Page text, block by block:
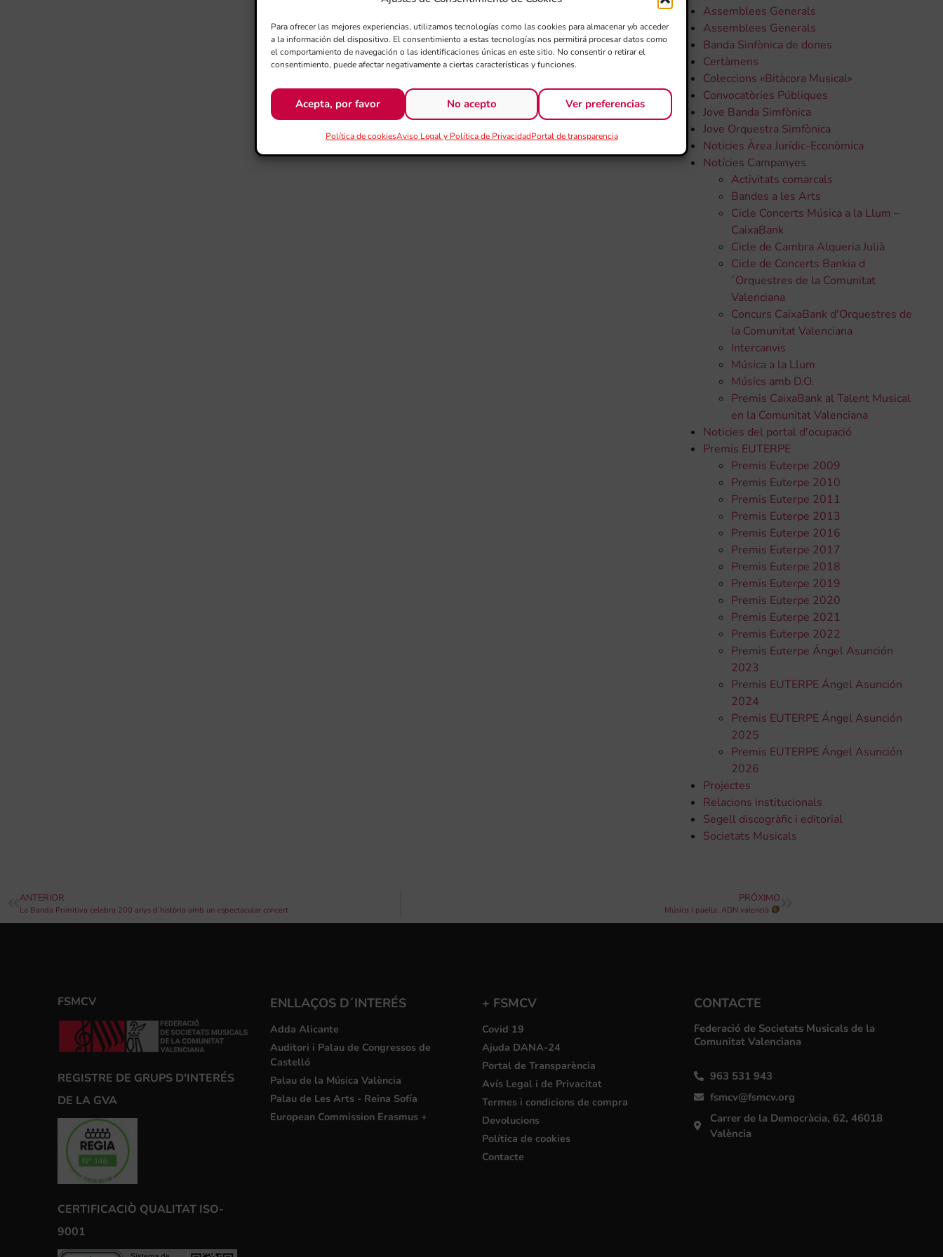
Para ofrecer las mejores experiencias, utilizamos tecnologías como las cookies para almacenar y/o acceder
a la información del dispositivo. El consentimiento a estas tecnologías nos permitirá procesar datos como
el comportamiento de navegación o las identificaciones únicas en este sitio. No consentir o retirar el
consentimiento, puede afectar negativamente a ciertas características y funciones.
Acepta, por favor No acepto Ver preferencias
Política de cookiesAviso Legal y Política de PrivacidadPortal de transparencia
Assemblees Generals
Assemblees Generals
Banda Sinfònica de dones
Certàmens
Coleccions «Bitàcora Musical»
Convocatòries Públiques
Jove Banda Simfònica
Jove Orquestra Simfònica
Noticies Àrea Jurídic-Econòmica
Notícies Campanyes
Activitats comarcals
Bandes a les Arts
Cicle Concerts Música a la Llum –
CaixaBank
Cicle de Cambra Alqueria Julià
Cicle de Concerts Bankia d
´Orquestres de la Comunitat
Valenciana
Concurs CaixaBank d'Orquestres de
la Comunitat Valenciana
Intercanvis
Música a la Llum
Músics amb D.O.
Premis CaixaBank al Talent Musical
en la Comunitat Valenciana
Noticies del portal d'ocupació
Premis EUTERPE
Premis Euterpe 2009
Premis Euterpe 2010
Premis Euterpe 2011
Premis Euterpe 2013
Premis Euterpe 2016
Premis Euterpe 2017
Premis Euterpe 2018
Premis Euterpe 2019
Premis Euterpe 2020
Premis Euterpe 2021
Premis Euterpe 2022
Premis Euterpe Ángel Asunción
2023
Premis EUTERPE Ángel Asunción
2024
Premis EUTERPE Ángel Asunción
2025
Premis EUTERPE Ángel Asunción
2026
Projectes
Relacions institucionals
Segell discogràfic i editorial
Societats Musicals
ANTERIOR
La Banda Primitiva celebra 200 anys d’història amb un espectacular concert
PRÓXIMO
Música i paella, ADN valencià
FSMCV
REGISTRE DE GRUPS D'INTERÉS
DE LA GVA
CERTIFICACIÒ QUALITAT ISO-
9001
ENLLAÇOS D´INTERÉS
Adda Alicante
Auditori i Palau de Congressos de
Castelló
Palau de la Música València
Palau de Les Arts - Reina Sofía
European Commission Erasmus +
+ FSMCV
Covid 19
Ajuda DANA-24
Portal de Transparència
Avís Legal i de Privacitat
Termes i condicions de compra
Devolucions
Política de cookies
Contacte
CONTACTE
Federació de Societats Musicals de la
Comunitat Valenciana
963 531 943
fsmcv@fsmcv.org
Carrer de la Democràcia, 62, 46018
València